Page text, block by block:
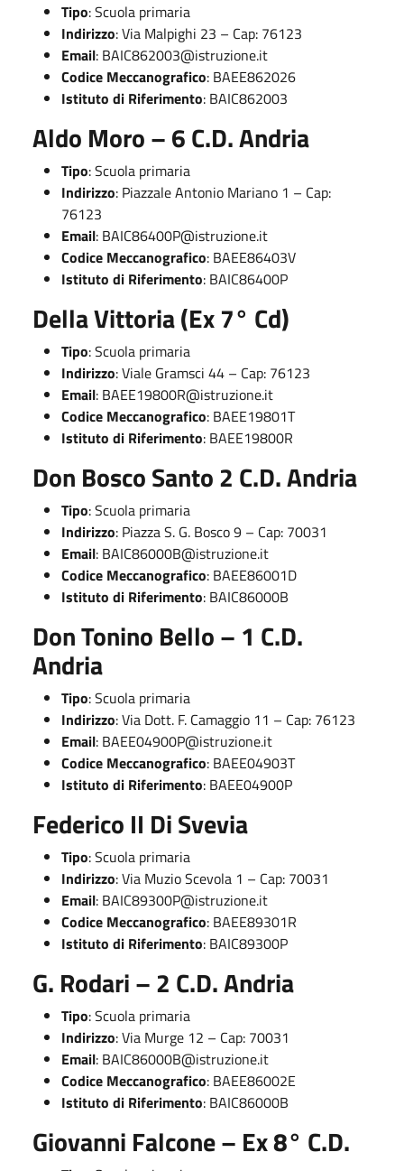
Tipo: Scuola primaria
Indirizzo: Via Malpighi 23 – Cap: 76123
Email: BAIC862003@istruzione.it
Codice Meccanografico: BAEE862026
Istituto di Riferimento: BAIC862003
Aldo Moro – 6 C.D. Andria
Tipo: Scuola primaria
Indirizzo: Piazzale Antonio Mariano 1 – Cap:
76123
Email: BAIC86400P@istruzione.it
Codice Meccanografico: BAEE86403V
Istituto di Riferimento: BAIC86400P
Della Vittoria (Ex 7° Cd)
Tipo: Scuola primaria
Indirizzo: Viale Gramsci 44 – Cap: 76123
Email: BAEE19800R@istruzione.it
Codice Meccanografico: BAEE19801T
Istituto di Riferimento: BAEE19800R
Don Bosco Santo 2 C.D. Andria
Tipo: Scuola primaria
Indirizzo: Piazza S. G. Bosco 9 – Cap: 70031
Email: BAIC86000B@istruzione.it
Codice Meccanografico: BAEE86001D
Istituto di Riferimento: BAIC86000B
Don Tonino Bello – 1 C.D.
Andria
Tipo: Scuola primaria
Indirizzo: Via Dott. F. Camaggio 11 – Cap: 76123
Email: BAEE04900P@istruzione.it
Codice Meccanografico: BAEE04903T
Istituto di Riferimento: BAEE04900P
Federico II Di Svevia
Tipo: Scuola primaria
Indirizzo: Via Muzio Scevola 1 – Cap: 70031
Email: BAIC89300P@istruzione.it
Codice Meccanografico: BAEE89301R
Istituto di Riferimento: BAIC89300P
G. Rodari – 2 C.D. Andria
Tipo: Scuola primaria
Indirizzo: Via Murge 12 – Cap: 70031
Email: BAIC86000B@istruzione.it
Codice Meccanografico: BAEE86002E
Istituto di Riferimento: BAIC86000B
Giovanni Falcone – Ex 8° C.D.